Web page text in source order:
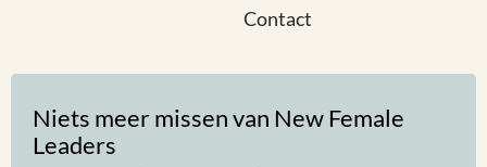
Contact
Niets meer missen van New Female
Leaders